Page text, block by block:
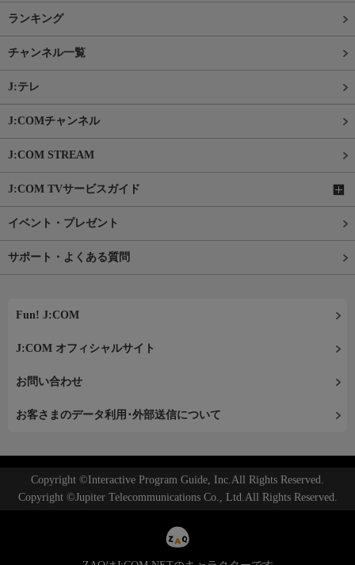
ランキング
チャンネル一覧
J:テレ
J:COMチャンネル
J:COM STREAM
J:COM TVサービスガイド
イベント・プレゼント
サポート・よくある質問
Fun! J:COM
J:COM オフィシャルサイト
お問い合わせ
お客さまのデータ利用･外部送信について
Copyright ©Interactive Program Guide, Inc.All Rights Reserved.
Copyright ©Jupiter Telecommunications Co., Ltd.All Rights Reserved.